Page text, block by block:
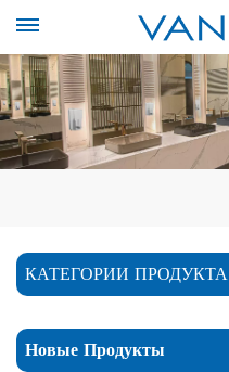
КАТЕГОРИИ ПРОДУКТА
Новые Продукты